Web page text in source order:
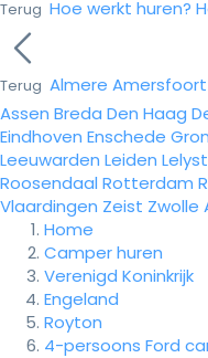
Terug Hoe werkt huren?
Terug Almere Amersfoort
Assen Breda Den Haag
Eindhoven Enschede
Leeuwarden Leiden
Roosendaal Rotterdam
Vlaardingen Zeist Zwolle
Home
Camper huren
Verenigd Koninkrijk
Engeland
Royton
4-persoons Ford